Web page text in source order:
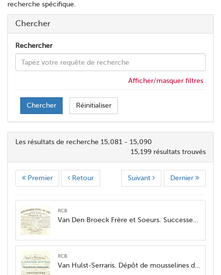
recherche spécifique.
Chercher
Rechercher
Afficher/masquer filtres
Chercher Réinitialiser
Les résultats de recherche 15,081 - 15,090
15,199 résultats trouvés
Premier Retour Dernier
Suivant
RCB
Van Den Broeck Frère et Soeurs. Successeurs de Coenraets Weemaels. Magasin de toutes sortes en qualités d'étoffes...
RCB
Van Hulst-Serraris. Dépôt de mousselines des fils de L. Stölcker de St. Gall, Suisse